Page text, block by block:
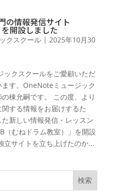
の情報発信サイト
開設しました
クスクール| 2025年10月30
クスクールをご愛顧いただ
す。OneNoteミュージック
棟允嗣です。 この度、より
する情報をお届けするた
新しい情報発信・レッスン
（むねドラム教室）」を開設
立サイトを立ち上げたのか...
検索